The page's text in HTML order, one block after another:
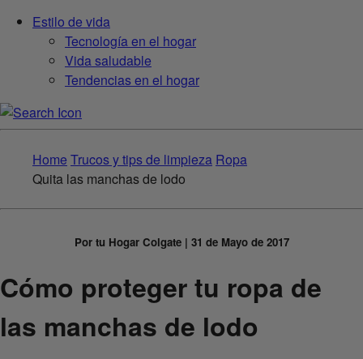
Estilo de vida
Tecnología en el hogar
Vida saludable
Tendencias en el hogar
Home Trucos y tips de limpieza Ropa
Quita las manchas de lodo
Por tu Hogar Colgate | 31 de Mayo de 2017
Cómo proteger tu ropa de
las manchas de lodo